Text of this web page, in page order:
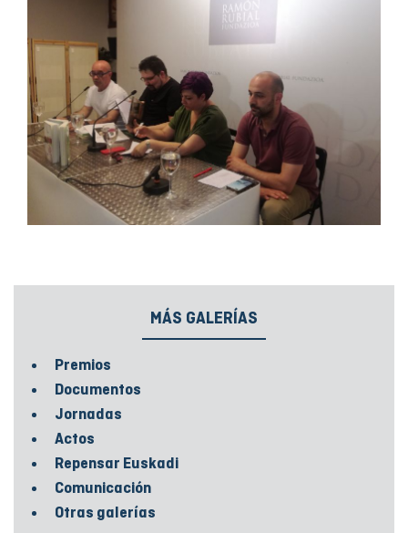
MÁS GALERÍAS
Premios
Documentos
Jornadas
Actos
Repensar Euskadi
Comunicación
Otras galerías